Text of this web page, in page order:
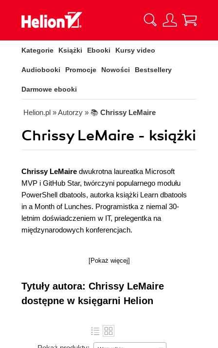
Kategorie Książki Ebooki Kursy video
Audiobooki Promocje Nowości Bestsellery
Darmowe ebooki
Helion.pl » Autorzy » 📚 Chrissy LeMaire
Chrissy LeMaire - książki
Chrissy LeMaire dwukrotna laureatka Microsoft
MVP i GitHub Star, twórczyni popularnego modułu
PowerShell dbatools, autorka książki Learn dbatools
in a Month of Lunches. Programistka z niemal 30-
letnim doświadczeniem w IT, prelegentka na
międzynarodowych konferencjach.
[Pokaż więcej]
Tytuły autora: Chrissy LeMaire
dostępne w księgarni Helion